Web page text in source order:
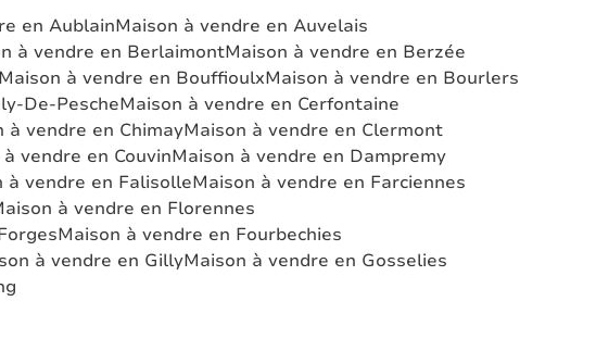
en AublainMaison à vendre en Auvelais
à vendre en BerlaimontMaison à vendre en Berzée
Maison à vendre en BouffioulxMaison à vendre en Bourlers
De-PescheMaison à vendre en Cerfontaine
à vendre en ChimayMaison à vendre en Clermont
vendre en CouvinMaison à vendre en Dampremy
à vendre en FalisolleMaison à vendre en Farciennes
à vendre en Florennes
Maison à vendre en Fourbechies
à vendre en GillyMaison à vendre en Gosselies